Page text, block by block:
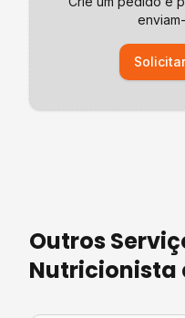
Outros
Nutricionista